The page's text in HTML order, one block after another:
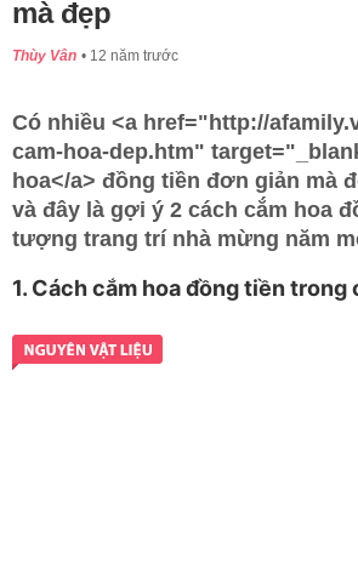
mà đẹp
Thùy Vân 12 năm trước
Có nhiều <a href="http://
cam-hoa-dep.htm"
hoa</a> đồng tiền đơn giản mà
và đây là gợi ý 2 cách cắm hoa
tượng trang trí nhà mừng năm
1. Cách cắm hoa đồng tiền trong